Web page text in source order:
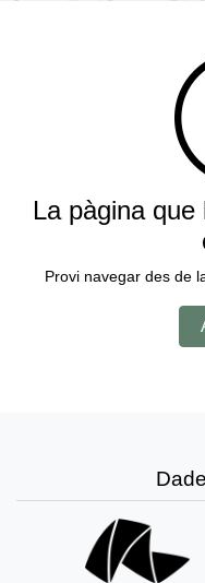
La pàgina
Provi navegar des de